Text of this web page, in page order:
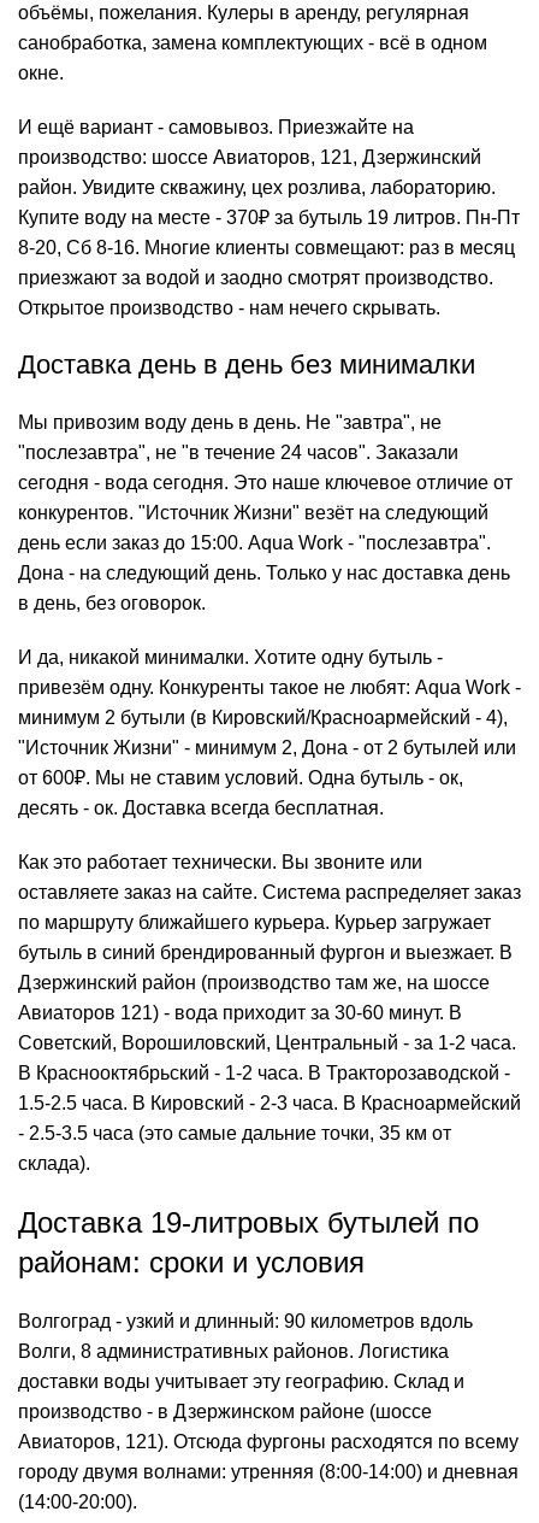
объёмы, пожелания. Кулеры в аренду, регулярная
санобработка, замена комплектующих - всё в одном
окне.
И ещё вариант - самовывоз. Приезжайте на
производство: шоссе Авиаторов, 121, Дзержинский
район. Увидите скважину, цех розлива, лабораторию.
Купите воду на месте - 370₽ за бутыль 19 литров. Пн-Пт
8-20, Сб 8-16. Многие клиенты совмещают: раз в месяц
приезжают за водой и заодно смотрят производство.
Открытое производство - нам нечего скрывать.
Доставка день в день без минималки
Мы привозим воду день в день. Не "завтра", не
"послезавтра", не "в течение 24 часов". Заказали
сегодня - вода сегодня. Это наше ключевое отличие от
конкурентов. "Источник Жизни" везёт на следующий
день если заказ до 15:00. Aqua Work - "послезавтра".
Дона - на следующий день. Только у нас доставка день
в день, без оговорок.
И да, никакой минималки. Хотите одну бутыль -
привезём одну. Конкуренты такое не любят: Aqua Work -
минимум 2 бутыли (в Кировский/Красноармейский - 4),
"Источник Жизни" - минимум 2, Дона - от 2 бутылей или
от 600₽. Мы не ставим условий. Одна бутыль - ок,
десять - ок. Доставка всегда бесплатная.
Как это работает технически. Вы звоните или
оставляете заказ на сайте. Система распределяет заказ
по маршруту ближайшего курьера. Курьер загружает
бутыль в синий брендированный фургон и выезжает. В
Дзержинский район (производство там же, на шоссе
Авиаторов 121) - вода приходит за 30-60 минут. В
Советский, Ворошиловский, Центральный - за 1-2 часа.
В Краснооктябрьский - 1-2 часа. В Тракторозаводской -
1.5-2.5 часа. В Кировский - 2-3 часа. В Красноармейский
- 2.5-3.5 часа (это самые дальние точки, 35 км от
склада).
Доставка 19-литровых бутылей по
районам: сроки и условия
Волгоград - узкий и длинный: 90 километров вдоль
Волги, 8 административных районов. Логистика
доставки воды учитывает эту географию. Склад и
производство - в Дзержинском районе (шоссе
Авиаторов, 121). Отсюда фургоны расходятся по всему
городу двумя волнами: утренняя (8:00-14:00) и дневная
(14:00-20:00).